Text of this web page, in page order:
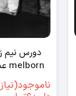
دورس نیم
melborn عمده (5 عددی)